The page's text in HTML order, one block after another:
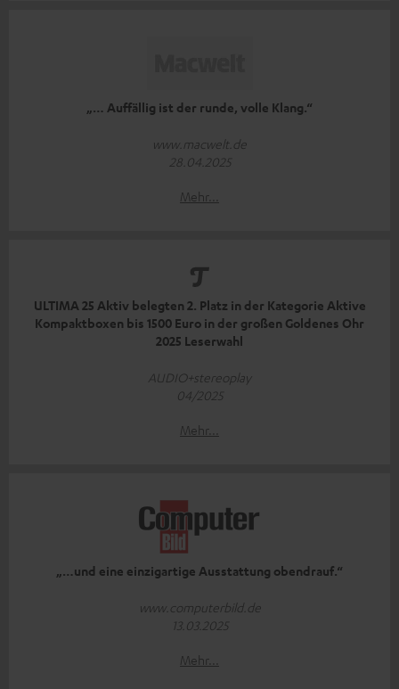
„… Auffällig ist der runde, volle Klang.“
www.macwelt.de
28.04.2025
Mehr...
ULTIMA 25 Aktiv belegten 2. Platz in der Kategorie Aktive
Kompaktboxen bis 1500 Euro in der großen Goldenes Ohr
2025 Leserwahl
AUDIO+stereoplay
04/2025
Mehr...
„…und eine einzigartige Ausstattung obendrauf.“
www.computerbild.de
13.03.2025
Mehr...